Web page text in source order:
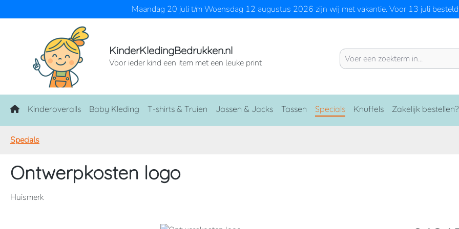
Maandag 20 juli t/m Woensdag 12 augustus 2026 zijn wij met vakantie. Voor 13 juli
KinderKledingBedrukken.nl
Voor ieder kind een item met een leuke print
Home
Kinderoveralls Baby Kleding T-shirts & Truien Jassen & Jacks Tassen Specials Knuffels Zakelijk bestellen?
Specials
Ontwerpkosten logo
Huismerk